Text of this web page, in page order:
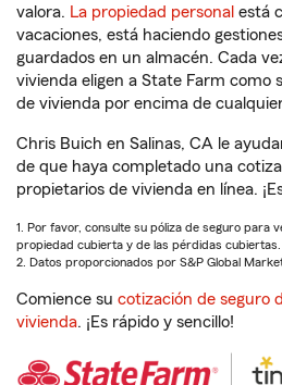
valora. La propiedad personal está
vacaciones, está haciendo
guardados en un almacén. Cada
vivienda eligen a State Farm como
de vivienda por encima de
Chris Buich en Salinas, CA le
de que haya completado una
propietarios de vivienda en línea.
1. Por favor, consulte su póliza de seguro para
propiedad cubierta y de las pérdidas cubiertas.
2. Datos proporcionados por S&P Global
Comience su cotización de seguro
vivienda. ¡Es rápido y sencillo!